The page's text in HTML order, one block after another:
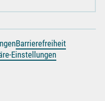
Barrierefreiheit
Einstellungen